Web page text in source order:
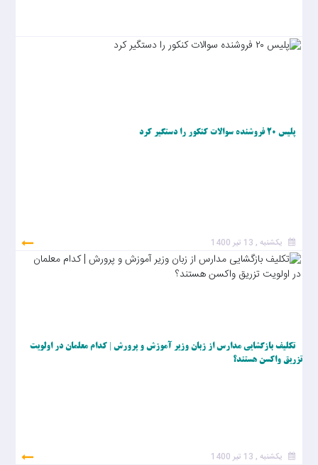
پلیس ۲۰ فروشنده سوالات کنکور را دستگیر کرد
یکشنبه , 13 تیر 1400
تکلیف بازگشایی مدارس از زبان وزیر آموزش و پرورش | کدام معلمان در اولویت
تزریق واکسن هستند؟
یکشنبه , 13 تیر 1400